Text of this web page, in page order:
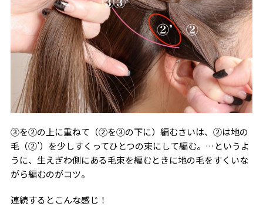
③を②の上に重ねて（②を③の下に）編むさいは、②は地の
毛（②’）を少しすくってひとつの束にして編む。…というよ
うに、生えぎわ側にある毛束を編むときに地の毛をすくいな
がら編むのがコツ。
連続するとこんな感じ！